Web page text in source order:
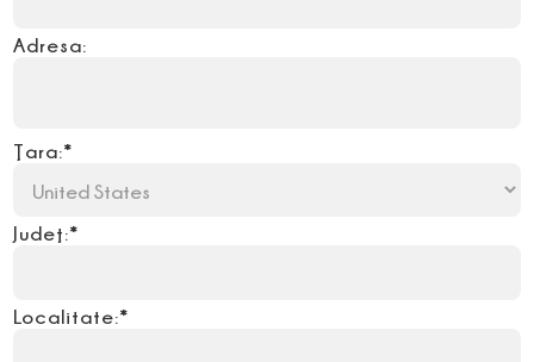
Adresa:
Ţara:*
Judeţ:*
Localitate:*